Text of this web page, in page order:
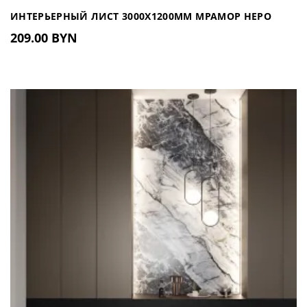
ИНТЕРЬЕРНЫЙ ЛИСТ 3000Х1200ММ МРАМОР НЕРО
МАТОВЫЙ IL 2004 (РОССИЯ)
209.00 BYN